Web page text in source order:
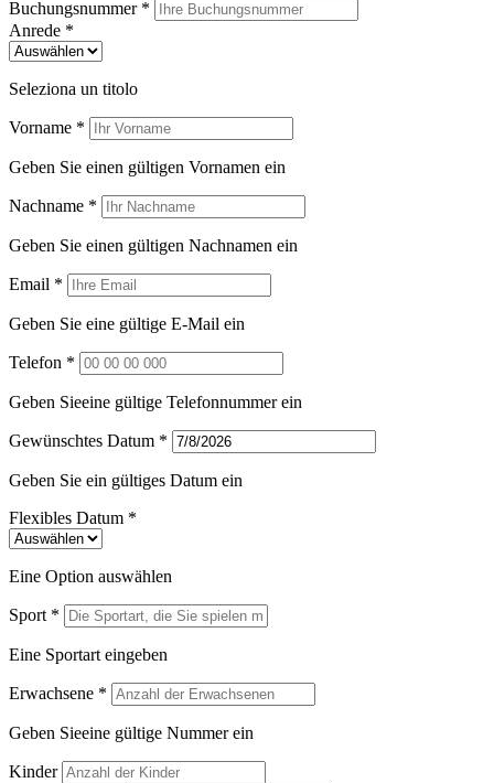
Buchungsnummer *
Anrede *
Seleziona un titolo
Vorname *
Geben Sie einen gültigen Vornamen ein
Nachname *
Geben Sie einen gültigen Nachnamen ein
Email *
Geben Sie eine gültige E-Mail ein
Telefon *
Geben Sieeine gültige Telefonnummer ein
Gewünschtes Datum *
Geben Sie ein gültiges Datum ein
Flexibles Datum *
Eine Option auswählen
Sport *
Eine Sportart eingeben
Erwachsene *
Geben Sieeine gültige Nummer ein
Kinder